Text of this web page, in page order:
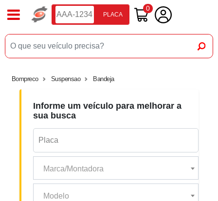
PLACA
0
Bompreco Suspensao Bandeja
Informe um veículo para melhorar a
sua busca
Marca/Montadora
Modelo